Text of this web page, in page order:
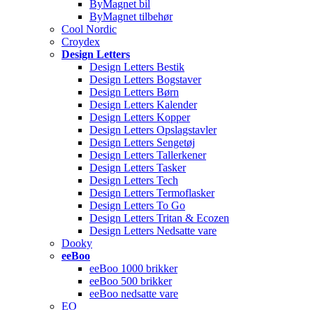
ByMagnet bil
ByMagnet tilbehør
Cool Nordic
Croydex
Design Letters
Design Letters Bestik
Design Letters Bogstaver
Design Letters Børn
Design Letters Kalender
Design Letters Kopper
Design Letters Opslagstavler
Design Letters Sengetøj
Design Letters Tallerkener
Design Letters Tasker
Design Letters Tech
Design Letters Termoflasker
Design Letters To Go
Design Letters Tritan & Ecozen
Design Letters Nedsatte vare
Dooky
eeBoo
eeBoo 1000 brikker
eeBoo 500 brikker
eeBoo nedsatte vare
EO